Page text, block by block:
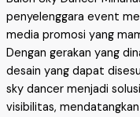
penyelenggara event
media promosi yang
Dengan gerakan yang
desain yang dapat
sky dancer menjadi
visibilitas,